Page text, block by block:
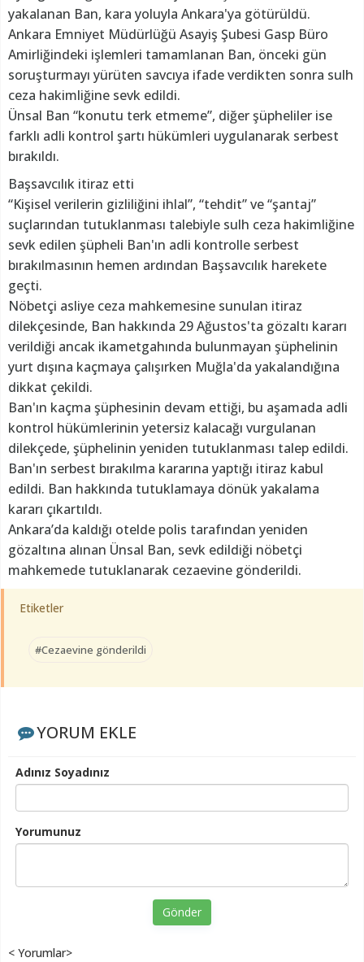
yakalanan Ban, kara yoluyla Ankara'ya götürüldü.
Ankara Emniyet Müdürlüğü Asayiş Şubesi Gasp Büro
Amirliğindeki işlemleri tamamlanan Ban, önceki gün
soruşturmayı yürüten savcıya ifade verdikten sonra sulh
ceza hakimliğine sevk edildi.
Ünsal Ban “konutu terk etmeme”, diğer şüpheliler ise
farklı adli kontrol şartı hükümleri uygulanarak serbest
bırakıldı.
Başsavcılık itiraz etti
“Kişisel verilerin gizliliğini ihlal”, “tehdit” ve “şantaj”
suçlarından tutuklanması talebiyle sulh ceza hakimliğine
sevk edilen şüpheli Ban'ın adli kontrolle serbest
bırakılmasının hemen ardından Başsavcılık harekete
geçti.
Nöbetçi asliye ceza mahkemesine sunulan itiraz
dilekçesinde, Ban hakkında 29 Ağustos'ta gözaltı kararı
verildiği ancak ikametgahında bulunmayan şüphelinin
yurt dışına kaçmaya çalışırken Muğla'da yakalandığına
dikkat çekildi.
Ban'ın kaçma şüphesinin devam ettiği, bu aşamada adli
kontrol hükümlerinin yetersiz kalacağı vurgulanan
dilekçede, şüphelinin yeniden tutuklanması talep edildi.
Ban'ın serbest bırakılma kararına yaptığı itiraz kabul
edildi. Ban hakkında tutuklamaya dönük yakalama
kararı çıkartıldı.
Ankara’da kaldığı otelde polis tarafından yeniden
gözaltına alınan Ünsal Ban, sevk edildiği nöbetçi
mahkemede tutuklanarak cezaevine gönderildi.
Etiketler
#Cezaevine gönderildi
YORUM EKLE
Adınız Soyadınız
Yorumunuz
Gönder
< Yorumlar>